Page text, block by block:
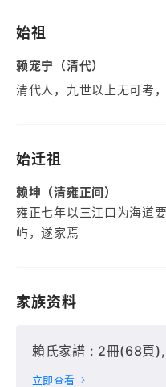
始祖
赖宠宁（清代）
清代人，九世以上无可考
始迁祖
赖坤（清雍正间）
雍正七年以三江口为海道
屿，遂家焉
家族资料
賴氏家譜 : 2冊(68頁),
立即查看